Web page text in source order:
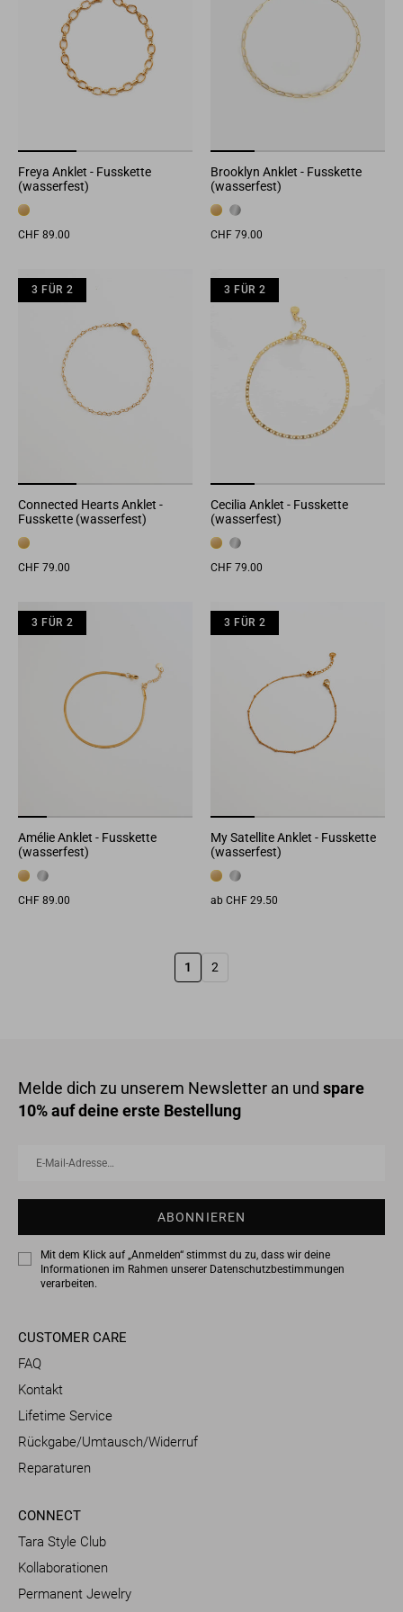
Freya Anklet - Fusskette
(wasserfest)
CHF 89.00
Brooklyn Anklet - Fusskette
(wasserfest)
CHF 79.00
3 FÜR 2
3 FÜR 2 3 FÜR 2
Connected Hearts Anklet -
Fusskette (wasserfest)
CHF 79.00
3 FÜR 2
3 FÜR 2
Cecilia Anklet - Fusskette
(wasserfest)
CHF 79.00
3 FÜR 2
3 FÜR 2 3 FÜR 2
Amélie Anklet - Fusskette
(wasserfest)
CHF 89.00
3 FÜR 2
3 FÜR 2
My Satellite Anklet - Fusskette
(wasserfest)
ab CHF 29.50
1 2
Melde dich zu unserem Newsletter an und spare
10% auf deine erste Bestellung
ABONNIEREN
Mit dem Klick auf „Anmelden“ stimmst du zu, dass wir deine
Informationen im Rahmen unserer Datenschutzbestimmungen
verarbeiten.
CUSTOMER CARE
FAQ
Kontakt
Lifetime Service
Rückgabe/Umtausch/Widerruf
Reparaturen
CONNECT
Tara Style Club
Kollaborationen
Permanent Jewelry